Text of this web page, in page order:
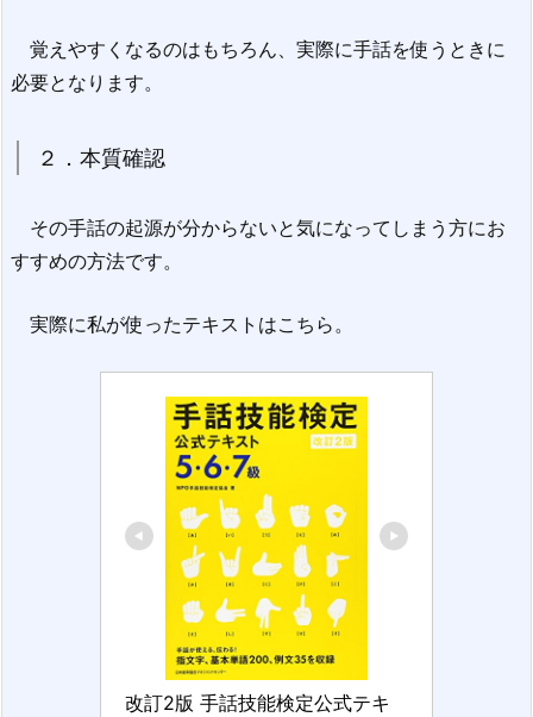
覚えやすくなるのはもちろん、実際に手話を使うときに
必要となります。
２．本質確認
その手話の起源が分からないと気になってしまう方にお
すすめの方法です。
実際に私が使ったテキストはこちら。
改訂2版 手話技能検定公式テキ